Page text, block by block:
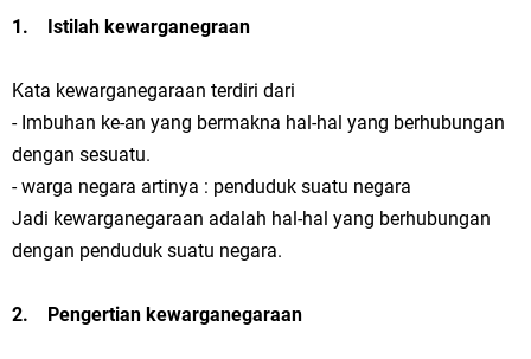
1. Istilah kewarganegraan
Kata kewarganegaraan terdiri dari
- Imbuhan ke-an yang bermakna hal-hal yang berhubungan
dengan sesuatu.
- warga negara artinya : penduduk suatu negara
Jadi kewarganegaraan adalah hal-hal yang berhubungan
dengan penduduk suatu negara.
2. Pengertian kewarganegaraan